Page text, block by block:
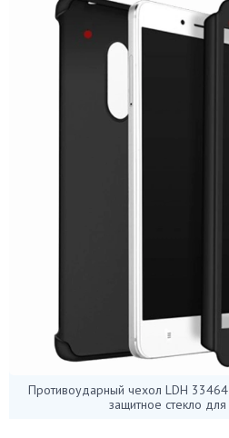
Противоударный чехол LDH
защитное стекло